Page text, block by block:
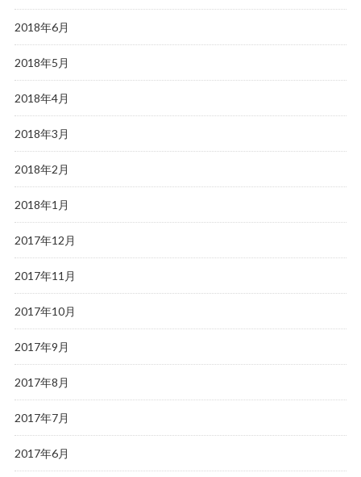
2018年6月
2018年5月
2018年4月
2018年3月
2018年2月
2018年1月
2017年12月
2017年11月
2017年10月
2017年9月
2017年8月
2017年7月
2017年6月